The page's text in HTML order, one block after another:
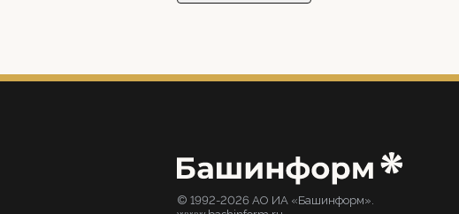
© 1992-2026 АО ИА «Башинформ».